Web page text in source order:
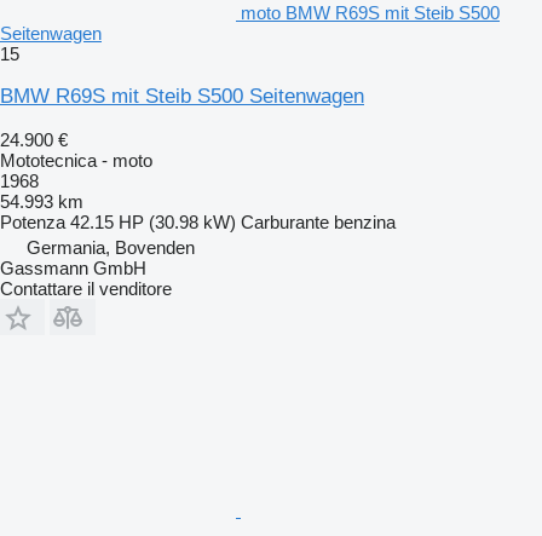
moto BMW R69S mit Steib S500
Seitenwagen
15
BMW R69S mit Steib S500 Seitenwagen
24.900 €
Mototecnica - moto
1968
54.993 km
Potenza 42.15 HP (30.98 kW) Carburante benzina
Germania, Bovenden
Gassmann GmbH
Contattare il venditore